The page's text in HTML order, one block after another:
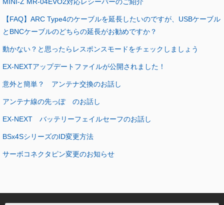
【FAQ】ARC Type4のケーブルを延長したいのですが、USBケーブル
とBNCケーブルのどちらの延長がお勧めですか？
動かない？と思ったらレスポンスモードをチェックしましょう
EX-NEXTアップデートファイルが公開されました！
意外と簡単？ アンテナ交換のお話し
アンテナ線の先っぽ のお話し
EX-NEXT バッテリーフェイルセーフのお話し
BSx4SシリーズのID変更方法
サーボコネクタピン変更のお知らせ